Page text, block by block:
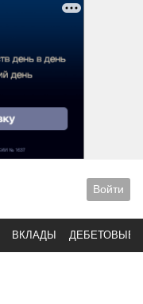
Войти
ВКЛАДЫ ДЕБЕТОВЫЕ